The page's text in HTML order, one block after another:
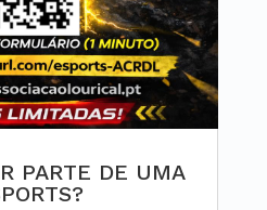
PARTE DE UMA